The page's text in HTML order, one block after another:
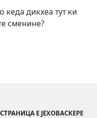
дикхеа тут ки
сменине?
Е ЈЕХОВАСКЕРЕ